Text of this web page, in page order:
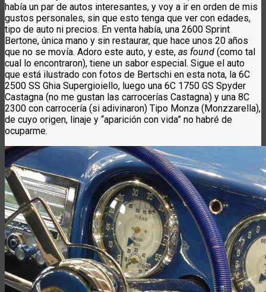
había un par de autos interesantes, y voy a ir en orden de mis
gustos personales, sin que esto tenga que ver con edades,
tipo de auto ni precios. En venta había, una 2600 Sprint
Bertone, única mano y sin restaurar, que hace unos 20 años
que no se movía. Adoro este auto, y este, as found (como tal
cual lo encontraron), tiene un sabor especial. Sigue el auto
que está ilustrado con fotos de Bertschi en esta nota, la 6C
2500 SS Ghia Supergioiello, luego una 6C 1750 GS Spyder
Castagna (no me gustan las carrocerías Castagna) y una 8C
2300 con carrocería (si adivinaron) Tipo Monza (Monzzarella),
de cuyo origen, linaje y “aparición con vida” no habré de
ocuparme.